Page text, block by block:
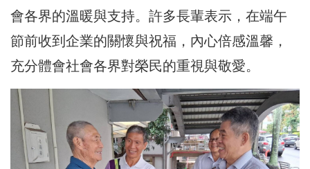
會各界的溫暖與支持。許多長輩表示，在端午
節前收到企業的關懷與祝福，內心倍感溫馨，
充分體會社會各界對榮民的重視與敬愛。